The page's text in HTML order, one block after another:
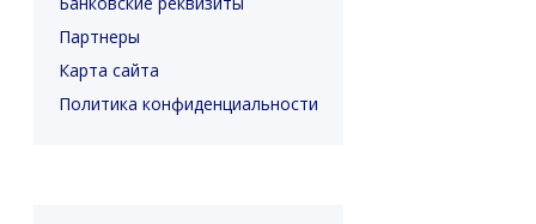
Партнеры
Карта сайта
Политика конфиденциальности